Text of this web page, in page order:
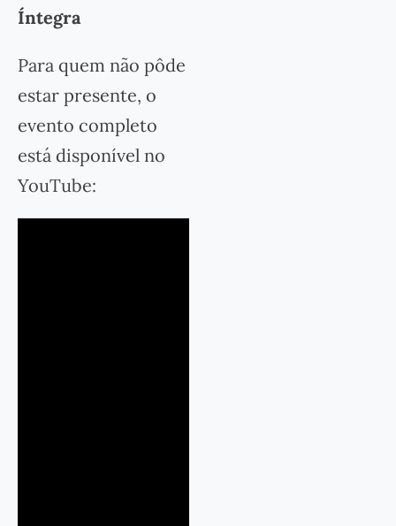
Íntegra
Para quem não pôde
estar presente, o
evento completo
está disponível no
YouTube: